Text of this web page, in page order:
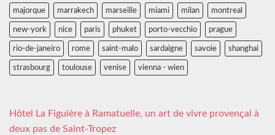
majorque marrakech marseille miami milan montreal
new-york nice paris phuket porto-vecchio prague
rio-de-janeiro rome saint-malo sardaigne savoie shanghai
strasbourg toulouse venise vienna - wien
Hôtel La Figuière à Ramatuelle, un art de vivre provençal à
deux pas de Saint-Tropez